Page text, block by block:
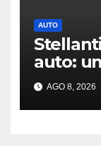
AUTO
auto:
AGO 8, 2026